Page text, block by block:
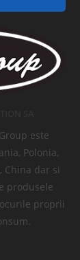
este
Polonia,
China dar si
produsele
proprii